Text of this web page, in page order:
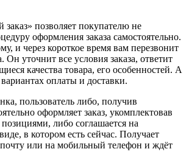
позволяет покупателю не
оформления заказа самостоятельно.
и через короткое время вам перезвонит
Он уточнит все условия заказа, ответит
качества товара, его особенностей. А
оплаты и доставки.
пользователь либо, получив
оформляет заказ, укомплектовав
либо соглашается на
в котором есть сейчас. Получает
или на мобильный телефон и ждёт